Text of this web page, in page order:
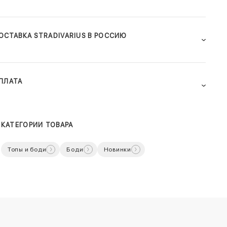
STRADIVARIUS В РОССИЮ
КАТЕГОРИИ ТОВАРА
Топы и боди Боди Новинки